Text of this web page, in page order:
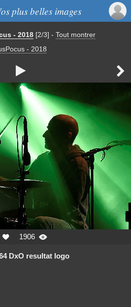
plus belles images
- 2018 [2/3] - Tout montrer
- 2018
 
 1906 
DxO resultat logo